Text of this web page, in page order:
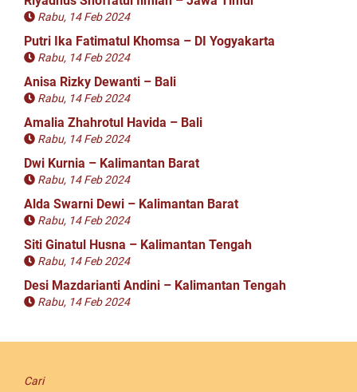
Rabu, 14 Feb 2024
Putri Ika Fatimatul Khomsa – DI Yogyakarta
Rabu, 14 Feb 2024
Anisa Rizky Dewanti – Bali
Rabu, 14 Feb 2024
Amalia Zhahrotul Havida – Bali
Rabu, 14 Feb 2024
Dwi Kurnia – Kalimantan Barat
Rabu, 14 Feb 2024
Alda Swarni Dewi – Kalimantan Barat
Rabu, 14 Feb 2024
Siti Ginatul Husna – Kalimantan Tengah
Rabu, 14 Feb 2024
Desi Mazdarianti Andini – Kalimantan Tengah
Rabu, 14 Feb 2024
Cari